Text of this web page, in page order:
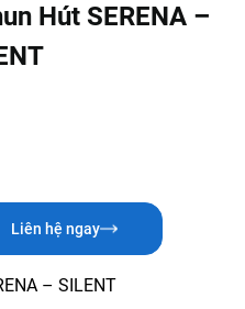
Hút SERENA –
Liên hệ ngay
– SILENT